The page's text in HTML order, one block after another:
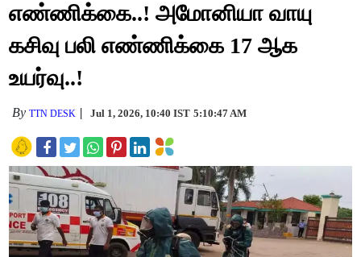
எண்ணிக்கை..! அமோனியா வாயு
கசிவு பலி எண்ணிக்கை 17 ஆக
உயர்வு..!
ByTTN DESK Jul 1, 2026, 10:40 IST 5:10:47 AM